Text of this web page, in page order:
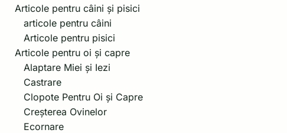
Articole pentru câini și pisici
articole pentru câini
Articole pentru pisici
Articole pentru oi și capre
Alaptare Miei și Iezi
Castrare
Clopote Pentru Oi și Capre
Creșterea Ovinelor
Ecornare